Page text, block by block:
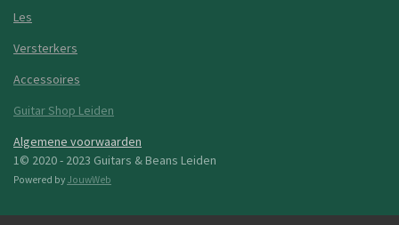
Les
Versterkers
Accessoires
Guitar Shop Leiden
Algemene voorwaarden
1© 2020 - 2023 Guitars & Beans Leiden
Powered by JouwWeb